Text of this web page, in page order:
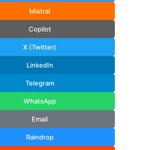
Mistral
Copilot
X (Twitter)
LinkedIn
Telegram
WhatsApp
Email
Raindrop